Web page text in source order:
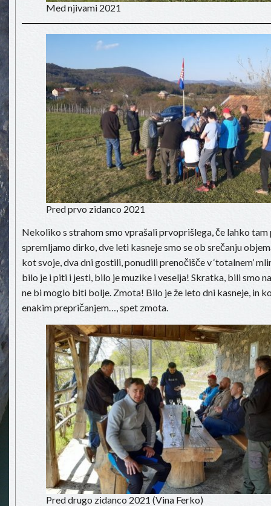
Med njivami 2021
Pred prvo zidanco 2021
Nekoliko s strahom smo vprašali prvoprišlega, če lahko
spremljamo dirko, dve leti kasneje smo se ob srečanju
kot svoje, dva dni gostili, ponudili prenočišče v ‘totalnem’
bilo je i piti i jesti, bilo je muzike i veselja! Skratka, bili smo
ne bi moglo biti bolje. Zmota! Bilo je že leto dni kasneje, in
enakim prepričanjem…, spet zmota.
Pred drugo zidanco 2021 (Vina Ferko)